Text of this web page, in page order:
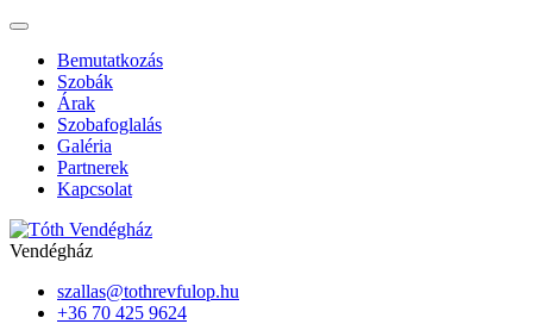
Bemutatkozás
Szobák
Árak
Szobafoglalás
Galéria
Partnerek
Kapcsolat
Vendégház
szallas@tothrevfulop.hu
+36 70 425 9624